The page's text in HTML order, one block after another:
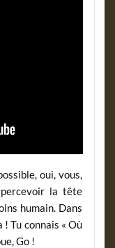
oui, vous,
la tête
humain. Dans
! Tu connais « Où
Go !